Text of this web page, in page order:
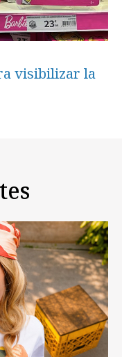
visibilizar la